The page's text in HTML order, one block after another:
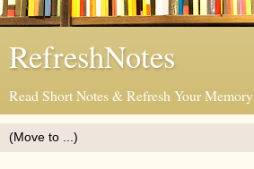
RefreshNotes
Read Short Notes & Refresh Your Memory